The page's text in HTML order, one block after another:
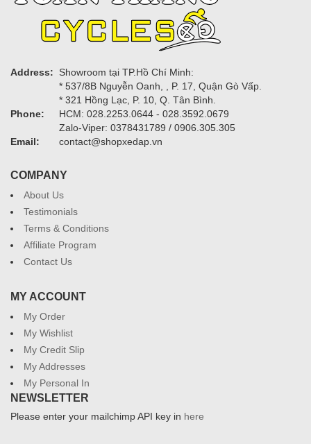
Address:
Showroom tại TP.Hồ Chí Minh:
* 537/8B Nguyễn Oanh, , P. 17, Quận Gò Vấp.
* 321 Hồng Lạc, P. 10, Q. Tân Bình.
Phone:
HCM: 028.2253.0644 - 028.3592.0679
Zalo-Viper: 0378431789 / 0906.305.305
Email:
contact@shopxedap.vn
COMPANY
About Us
Testimonials
Terms & Conditions
Affiliate Program
Contact Us
MY ACCOUNT
My Order
My Wishlist
My Credit Slip
My Addresses
My Personal In
NEWSLETTER
Please enter your mailchimp API key in here